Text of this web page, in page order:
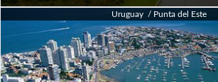
Uruguay / Punta del Este